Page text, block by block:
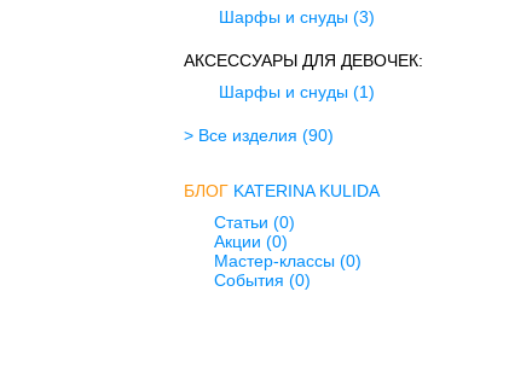
Шарфы и снуды(3)
АКСЕССУАРЫ ДЛЯ ДЕВОЧЕК:
Шарфы и снуды(1)
> Все изделия (90)
БЛОГ KATERINA KULIDA
Статьи (0)
Акции (0)
Мастер-классы (0)
События (0)